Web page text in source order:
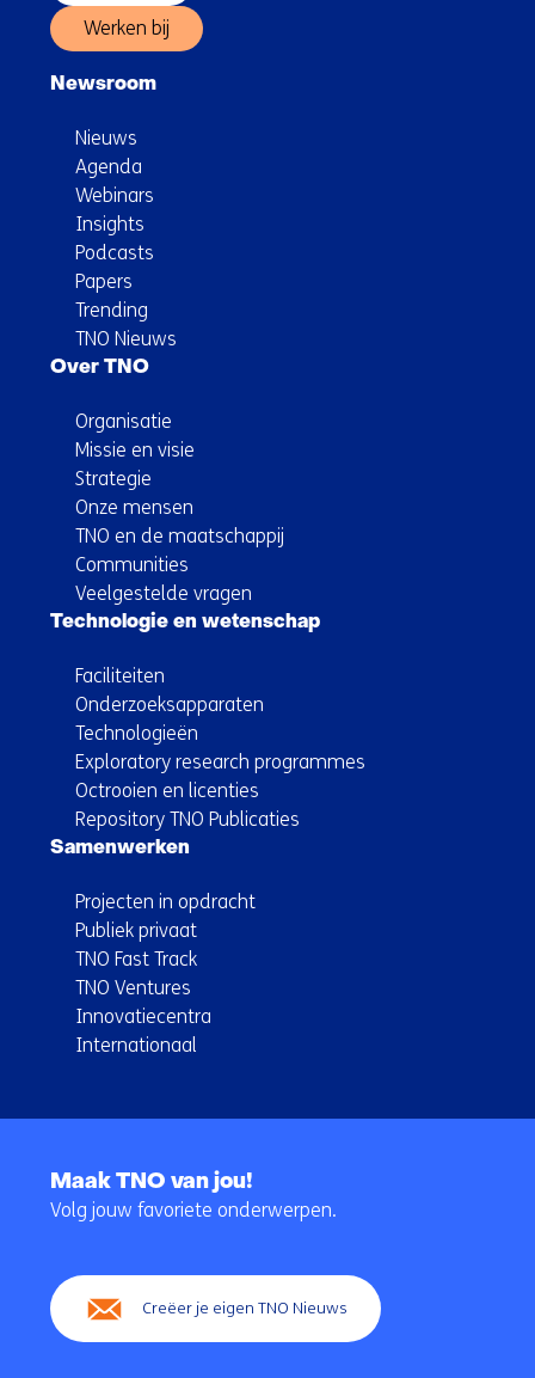
Werken bij
Newsroom
Nieuws
Agenda
Webinars
Insights
Podcasts
Papers
Trending
TNO Nieuws
Over TNO
Organisatie
Missie en visie
Strategie
Onze mensen
TNO en de maatschappij
Communities
Veelgestelde vragen
Technologie en wetenschap
Faciliteiten
Onderzoeksapparaten
Technologieën
Exploratory research programmes
Octrooien en licenties
Repository TNO Publicaties
Samenwerken
Projecten in opdracht
Publiek privaat
TNO Fast Track
TNO Ventures
Innovatiecentra
Internationaal
navigatie
Maak TNO van jou!
Volg jouw favoriete onderwerpen.
Creëer je eigen TNO Nieuws